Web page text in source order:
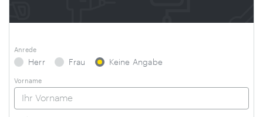
Anrede
Herr Frau Keine Angabe
Vorname